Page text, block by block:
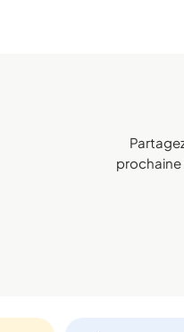
prochaine